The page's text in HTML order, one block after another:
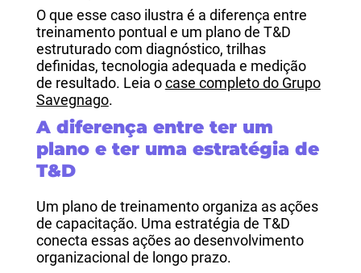
O que esse caso ilustra é a diferença entre
treinamento pontual e um plano de T&D
estruturado com diagnóstico, trilhas
definidas, tecnologia adequada e medição
de resultado. Leia ocase completo do Grupo
Savegnago.
A diferença entre ter um
plano e ter uma estratégia de
T&D
Um plano de treinamento organiza as ações
de capacitação. Uma estratégia de T&D
conecta essas ações ao desenvolvimento
organizacional de longo prazo.